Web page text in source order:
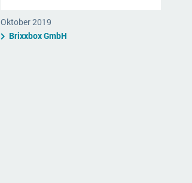
Oktober 2019
Brixxbox GmbH